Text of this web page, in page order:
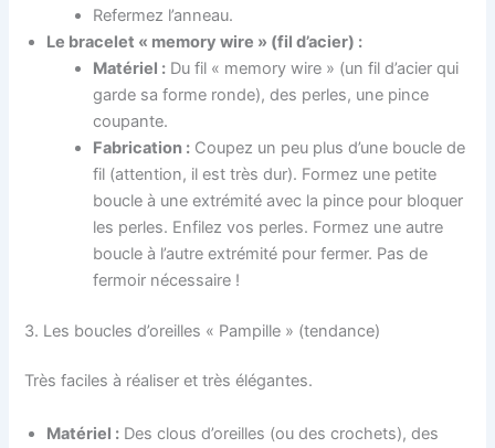
Refermez l’anneau.
Le bracelet « memory wire » (fil d’acier) :
Matériel : Du fil « memory wire » (un fil d’acier qui
garde sa forme ronde), des perles, une pince
coupante.
Fabrication : Coupez un peu plus d’une boucle de
fil (attention, il est très dur). Formez une petite
boucle à une extrémité avec la pince pour bloquer
les perles. Enfilez vos perles. Formez une autre
boucle à l’autre extrémité pour fermer. Pas de
fermoir nécessaire !
3. Les boucles d’oreilles « Pampille » (tendance)
Très faciles à réaliser et très élégantes.
Matériel : Des clous d’oreilles (ou des crochets), des